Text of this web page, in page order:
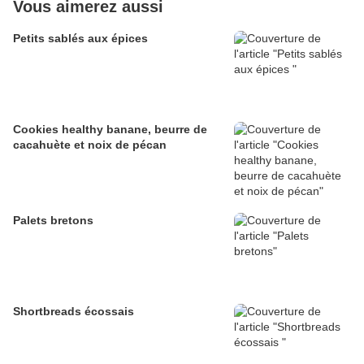
Vous aimerez aussi
Petits sablés aux épices
Cookies healthy banane, beurre de
cacahuète et noix de pécan
Palets bretons
Shortbreads écossais